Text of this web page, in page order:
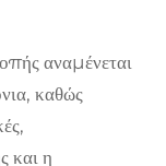
αναμένεται
καθώς
και η